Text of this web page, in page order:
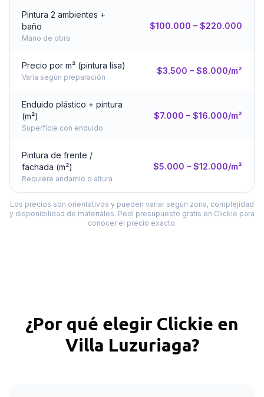
Pintura 2 ambientes +
baño
Mano de obra
$100.000 – $220.000
Precio por m² (pintura lisa)
Varía según preparación
$3.500 – $8.000/m²
Enduido plástico + pintura
(m²)
Superficie con enduido
$7.000 – $16.000/m²
Pintura de frente /
fachada (m²)
Requiere andamio o altura
$5.000 – $12.000/m²
Los precios son orientativos y pueden variar según zona, complejidad
y disponibilidad de materiales. Pedí presupuesto gratis en Clickie para
conocer el precio exacto.
¿Por qué elegir Clickie en
Villa Luzuriaga?